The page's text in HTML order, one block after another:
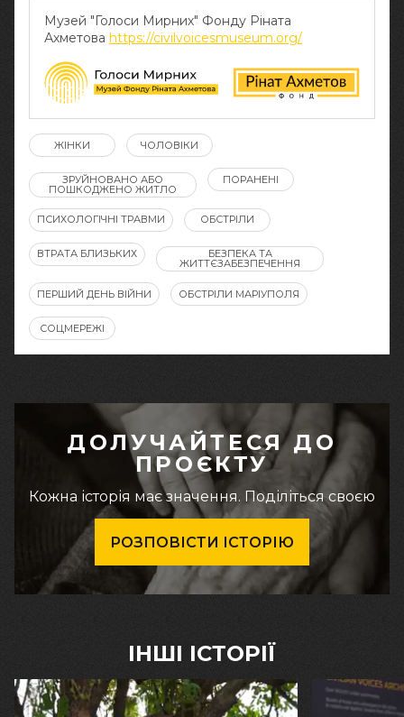
Музей "Голоси Мирних" Фонду Ріната
Ахметова https://civilvoicesmuseum.org/
ЖІНКИ ЧОЛОВІКИ
ЗРУЙНОВАНО АБО
ПОШКОДЖЕНО ЖИТЛО
ПОРАНЕНІ
ПСИХОЛОГІЧНІ ТРАВМИ ОБСТРІЛИ
ВТРАТА БЛИЗЬКИХ БЕЗПЕКА ТА
ЖИТТЄЗАБЕЗПЕЧЕННЯ
ПЕРШИЙ ДЕНЬ ВІЙНИ ОБСТРІЛИ МАРІУПОЛЯ
СОЦМЕРЕЖІ
ДОЛУЧАЙТЕСЯ ДО
ПРОЄКТУ
Кожна історія має значення. Поділіться своєю
РОЗПОВІСТИ ІСТОРІЮ
ІНШІ ІСТОРІЇ